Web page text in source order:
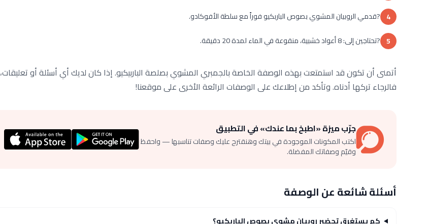
4 ?قدمي الروبيان المشوي بصوص الباربكيو فوراً مع سلطة الأفوكادو.
5 ?تحتاجين إلى: 8 أعواد خشبية، منقوعة في الماء لمدة 20 دقيقة.
أتمنى أن تكون قد استمتعت بهذه الوصفة الخاصة بالجمبري المشوي بصلصة الباربيكيو. إذا كان لديك أي أسئلة أو تعليقات،
فالرجاء تركها أدناه. وتأكد من إطلاعك على الوصفات الرائعة الأخرى على موقعنا!
جرّب ميزة «اطبخ بما عندك» في التطبيق
اكتب المكونات الموجودة في بيتك وهنقترح عليك وصفات تناسبها — واحفظ
وقيّم وصفاتك المفضلة.
أسئلة شائعة عن الوصفة
كم يستغرق تحضير روبيان مشوي بصوص الباربكيو؟